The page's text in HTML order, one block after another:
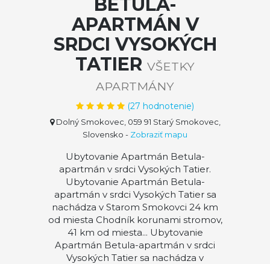
BETULA-
APARTMÁN V
SRDCI VYSOKÝCH
TATIER VŠETKY
APARTMÁNY
(27 hodnotenie)
Dolný Smokovec, 059 91 Starý Smokovec,
Slovensko - Zobraziť mapu
Ubytovanie Apartmán Betula-
apartmán v srdci Vysokých Tatier.
Ubytovanie Apartmán Betula-
apartmán v srdci Vysokých Tatier sa
nachádza v Starom Smokovci 24 km
od miesta Chodník korunami stromov,
41 km od miesta... Ubytovanie
Apartmán Betula-apartmán v srdci
Vysokých Tatier sa nachádza v